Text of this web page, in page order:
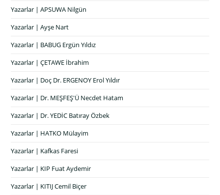
Yazarlar | APSUWA Nilgün
Yazarlar | Ayşe Nart
Yazarlar | BABUG Ergün Yıldız
Yazarlar | ÇETAWE İbrahim
Yazarlar | Doç Dr. ERGENOY Erol Yıldır
Yazarlar | Dr. MEŞFEŞ'Ü Necdet Hatam
Yazarlar | Dr. YEDİC Batıray Özbek
Yazarlar | HATKO Mülayim
Yazarlar | Kafkas Faresi
Yazarlar | KIP Fuat Aydemir
Yazarlar | KITIJ Cemil Biçer